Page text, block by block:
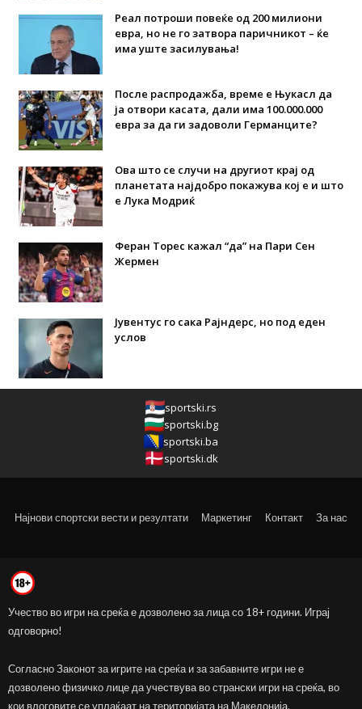
Реал потроши повеќе од 200 милиони
евра, но не го затвора паричникот – ќе
има уште засилувања!
После распродажба, време е Њукасл да
ја отвори касата, дали има 100.000.000
евра за да ги задоволи Германците?
Ова што се случи на другиот крај од
планетата најдобро покажува кој е и што
е Лука Модриќ
Феран Торес кажал “да” на Пари Сен
Жермен
Јувентус го сака Рајндерс, но под еден
услов
sportski.rs
sportski.bg
sportski.ba
sportski.dk
Најнови спортски вести и резултати Маркетинг Контакт За нас
Учество во игри на среќа е дозволено за лица со 18+ години. Играј
одговорно!
Согласно Законот за игрите на среќа и за забавните игри не е
дозволено физичко лице да учествува во странски игри на среќа, во
кои влоговите се уплаќаат на територијата на Македонија.